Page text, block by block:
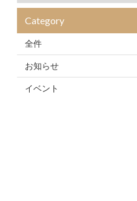
Category
全件
お知らせ
イベント